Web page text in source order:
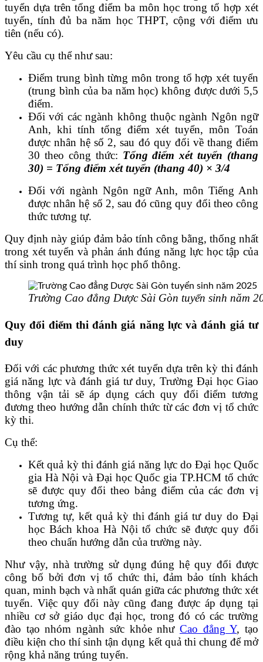
tuyển dựa trên tổng điểm ba môn học trong tổ hợp xét
tuyển, tính đủ ba năm học THPT, cộng với điểm ưu
tiên (nếu có).
Yêu cầu cụ thể như sau:
Điểm trung bình từng môn trong tổ hợp xét tuyển
(trung bình của ba năm học) không được dưới 5,5
điểm.
Đối với các ngành không thuộc ngành Ngôn ngữ
Anh, khi tính tổng điểm xét tuyển, môn Toán
được nhân hệ số 2, sau đó quy đổi về thang điểm
30 theo công thức: Tổng điểm xét tuyển (thang
30) = Tổng điểm xét tuyển (thang 40) × 3/4
Đối với ngành Ngôn ngữ Anh, môn Tiếng Anh
được nhân hệ số 2, sau đó cũng quy đổi theo công
thức tương tự.
Quy định này giúp đảm bảo tính công bằng, thống nhất
trong xét tuyển và phản ánh đúng năng lực học tập của
thí sinh trong quá trình học phổ thông.
Trường Cao đẳng Dược Sài Gòn tuyển sinh năm
Quy đổi điểm thi đánh giá năng lực và đánh giá tư
duy
Đối với các phương thức xét tuyển dựa trên kỳ thi đánh
giá năng lực và đánh giá tư duy, Trường Đại học Giao
thông vận tải sẽ áp dụng cách quy đổi điểm tương
đương theo hướng dẫn chính thức từ các đơn vị tổ chức
kỳ thi.
Cụ thể:
Kết quả kỳ thi đánh giá năng lực do Đại học Quốc
gia Hà Nội và Đại học Quốc gia TP.HCM tổ chức
sẽ được quy đổi theo bảng điểm của các đơn vị
tương ứng.
Tương tự, kết quả kỳ thi đánh giá tư duy do Đại
học Bách khoa Hà Nội tổ chức sẽ được quy đổi
theo chuẩn hướng dẫn của trường này.
Như vậy, nhà trường sử dụng đúng hệ quy đổi được
công bố bởi đơn vị tổ chức thi, đảm bảo tính khách
quan, minh bạch và nhất quán giữa các phương thức xét
tuyển. Việc quy đổi này cũng đang được áp dụng tại
nhiều cơ sở giáo dục đại học, trong đó có các trường
đào tạo nhóm ngành sức khỏe như Cao đẳng Y, tạo
điều kiện cho thí sinh tận dụng kết quả thi chung để mở
rộng khả năng trúng tuyển.